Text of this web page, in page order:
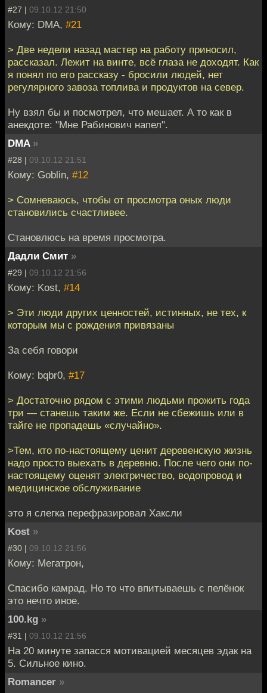
#27 | 09.10.12 21:50
Кому: DMA, #21
> Две недели назад мастер на работу приносил,
рассказал. Лежит на винте, всё глаза не доходят. Как
я понял по его рассказу - бросили людей, нет
регулярного завоза топлива и продуктов на север.
Ну взял бы и посмотрел, что мешает. А то как в
анекдоте: "Мне Рабинович напел".
DMA »
#28 | 09.10.12 21:51
Кому: Goblin, #12
> Сомневаюсь, чтобы от просмотра оных люди
становились счастливее.
Становлюсь на время просмотра.
Дадли Смит »
#29 | 09.10.12 21:56
Кому: Kost, #14
> Эти люди других ценностей, истинных, не тех, к
которым мы с рождения привязаны
За себя говори
Кому: bqbr0, #17
> Достаточно рядом с этими людьми прожить года
три — станешь таким же. Если не сбежишь или в
тайге не пропадешь «случайно».
>Тем, кто по-настоящему ценит деревенскую жизнь
надо просто выехать в деревню. После чего они по-
настоящему оценят электричество, водопровод и
медицинское обслуживание
это я слегка перефразировал Хаксли
Kost »
#30 | 09.10.12 21:56
Кому: Мегатрон,
Спасибо камрад. Но то что впитываешь с пелёнок
это нечто иное.
100.kg »
#31 | 09.10.12 21:56
На 20 минуте запасся мотивацией месяцев эдак на
5. Сильное кино.
Romancer »